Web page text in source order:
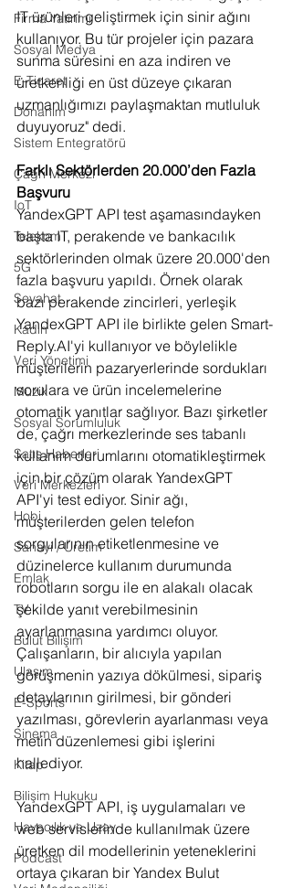
Firma Yatırımı
Sosyal Medya
E-Ticaret
Donanım
Sistem Entegratörü
Çağrı Merkezi
IoT
Telekom
5G
Seyahat
Kadın
Veri Yönetimi
Müzik
Sosyal Sorumluluk
Satış Haberleri
Veri Merkezleri
Hobi
Sanayi / Üretim
Emlak
TV
Bulut Bilişim
Ulaşım
E-Sports
Sinema
Kitap
Bilişim Hukuku
Havacılık ve Uzay
Podcast
IT ürünleri geliştirmek için sinir ağını
kullanıyor. Bu tür projeler için pazara
sunma süresini en aza indiren ve
üretkenliği en üst düzeye çıkaran
uzmanlığımızı paylaşmaktan mutluluk
duyuyoruz" dedi.
Farklı Sektörlerden 20.000’den Fazla
Başvuru
YandexGPT API test aşamasındayken
başta IT, perakende ve bankacılık
sektörlerinden olmak üzere 20.000'den
fazla başvuru yapıldı. Örnek olarak
bazı perakende zincirleri, yerleşik
YandexGPT API ile birlikte gelen Smart-
Reply.AI'yi kullanıyor ve böylelikle
müşterilerin pazaryerlerinde sordukları
sorulara ve ürün incelemelerine
otomatik yanıtlar sağlıyor. Bazı şirketler
de, çağrı merkezlerinde ses tabanlı
kullanım durumlarını otomatikleştirmek
için bir çözüm olarak YandexGPT
API'yi test ediyor. Sinir ağı,
müşterilerden gelen telefon
sorgularının etiketlenmesine ve
düzinelerce kullanım durumunda
robotların sorgu ile en alakalı olacak
şekilde yanıt verebilmesinin
ayarlanmasına yardımcı oluyor.
Çalışanların, bir alıcıyla yapılan
görüşmenin yazıya dökülmesi, sipariş
detaylarının girilmesi, bir gönderi
yazılması, görevlerin ayarlanması veya
metin düzenlemesi gibi işlerini
hallediyor.
YandexGPT API, iş uygulamaları ve
web servislerinde kullanılmak üzere
üretken dil modellerinin yeteneklerini
ortaya çıkaran bir Yandex Bulut